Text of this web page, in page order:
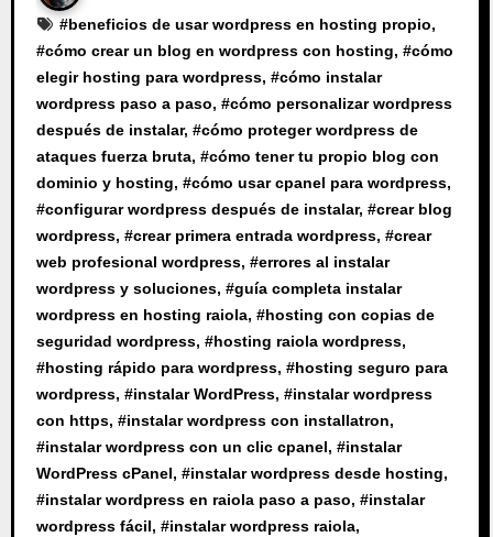
#beneficios de usar wordpress en hosting propio,
#cómo crear un blog en wordpress con hosting, #cómo
elegir hosting para wordpress, #cómo instalar
wordpress paso a paso, #cómo personalizar wordpress
después de instalar, #cómo proteger wordpress de
ataques fuerza bruta, #cómo tener tu propio blog con
dominio y hosting, #cómo usar cpanel para wordpress,
#configurar wordpress después de instalar, #crear blog
wordpress, #crear primera entrada wordpress, #crear
web profesional wordpress, #errores al instalar
wordpress y soluciones, #guía completa instalar
wordpress en hosting raiola, #hosting con copias de
seguridad wordpress, #hosting raiola wordpress,
#hosting rápido para wordpress, #hosting seguro para
wordpress, #instalar WordPress, #instalar wordpress
con https, #instalar wordpress con installatron,
#instalar wordpress con un clic cpanel, #instalar
WordPress cPanel, #instalar wordpress desde hosting,
#instalar wordpress en raiola paso a paso, #instalar
wordpress fácil, #instalar wordpress raiola,